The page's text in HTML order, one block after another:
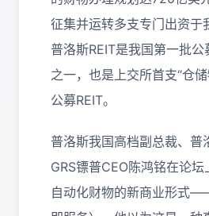
征集并运转多支专门出资于
普洛斯REIT是我国第一批公
之一，也是上交所首支“仓
公募REIT。
普洛斯我国高档副总裁、普
GRS镖普CEO陈鸿铭在论
自动化财物的新商业形式